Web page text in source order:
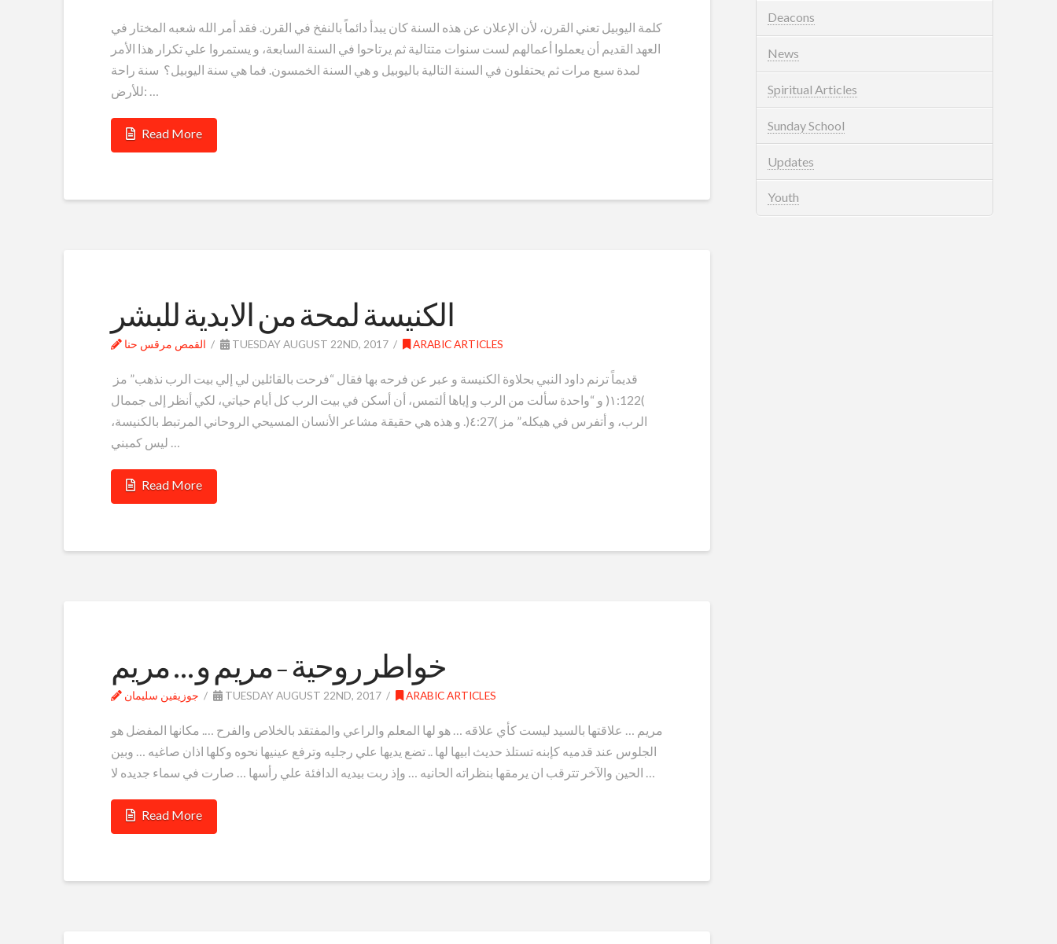
كلمة اليوبيل تعني القرن، لأن الإعلان عن هذه السنة كان يبدأ دائماً بالنفخ في القرن. فقد أمر الله شعبه المختار في
العهد القديم أن يعملوا أعمالهم لست سنوات متتالية ثم يرتاحوا في السنة السابعة، و يستمروا علي تكرار هذا الأمر
لمدة سبع مرات ثم يحتفلون في السنة التالية باليوبيل و هي السنة الخمسون. فما هي سنة اليوبيل؟ سنة راحة
للأرض: …
Read More
الكنيسة لمحة من الابدية للبشر
القمص مرقس حنا TUESDAY AUGUST 22ND, 2017 ARABIC ARTICLES
)١:122( و “واحدة سألت من الرب و إياها ألتمس، أن أسكن في بيت الرب كل أيام حياتي، لكي أنظر إلى جممال
الرب، و أتفرس في هيكله” مز )٤:27(. و هذه هي حقيقة مشاعر الأنسان المسيحي الروحاني المرتبط بالكنيسة،
ليس كمبني …
Read More
خواطر روحية – مريم و … مريم
جوزيفين سليمان TUESDAY AUGUST 22ND, 2017 ARABIC ARTICLES
مريم … علاقتها بالسيد ليست كأي علاقه … هو لها المعلم والراعي والمفتقد بالخلاص والفرح …. مكانها المفضل هو
الجلوس عند قدميه كإبنه تستلذ حديث ابيها لها .. تضع يديها علي رجليه وترفع عينيها نحوه وكلها اذان صاغيه … وبين
الحين والآخر تترقب ان يرمقها بنظراته الحانيه … وإذ ربت بيديه الدافئة علي رأسها … صارت في سماء جديده لا …
Read More
Deacons
News
Spiritual Articles
Sunday School
Updates
Youth